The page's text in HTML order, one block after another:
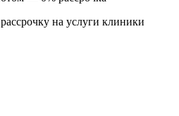
на услуги клиники